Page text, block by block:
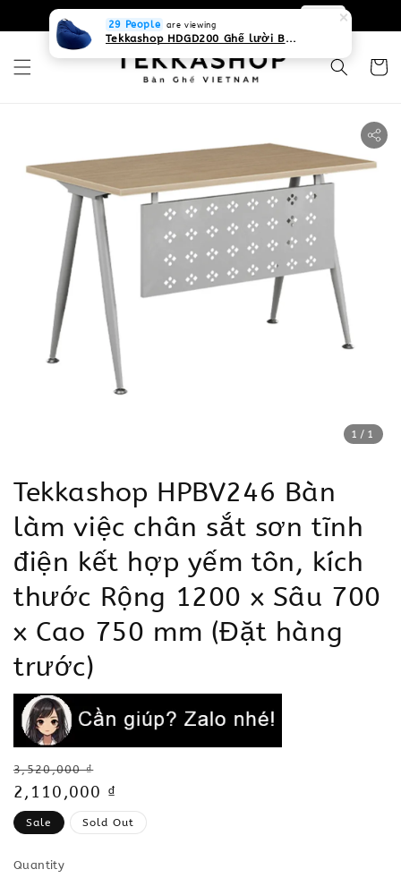
0931268840 Liên hệ với chúng tôi
1 /1
Tekkashop HPBV246 Bàn
làm việc chân sắt sơn tĩnh
điện kết hợp yếm tôn, kích
thước Rộng 1200 x Sâu 700
x Cao 750 mm (Đặt hàng
trước)
Regular
price
3,520,000 ₫
Sale
price
2,110,000 ₫
Sale Sold Out
Quantity
29 People are viewing
Tekkashop HDGD200 Ghế lười Beanbag form truyền thống, chất liệu Olefin canvas kháng nước, màu xanh biển, có thể sử dụng trong nhà và cả ngoài trời, có quai xách